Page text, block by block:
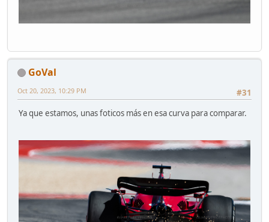
GoVal
#31
Oct 20, 2023, 10:29 PM
Ya que estamos, unas foticos más en esa curva para comparar.